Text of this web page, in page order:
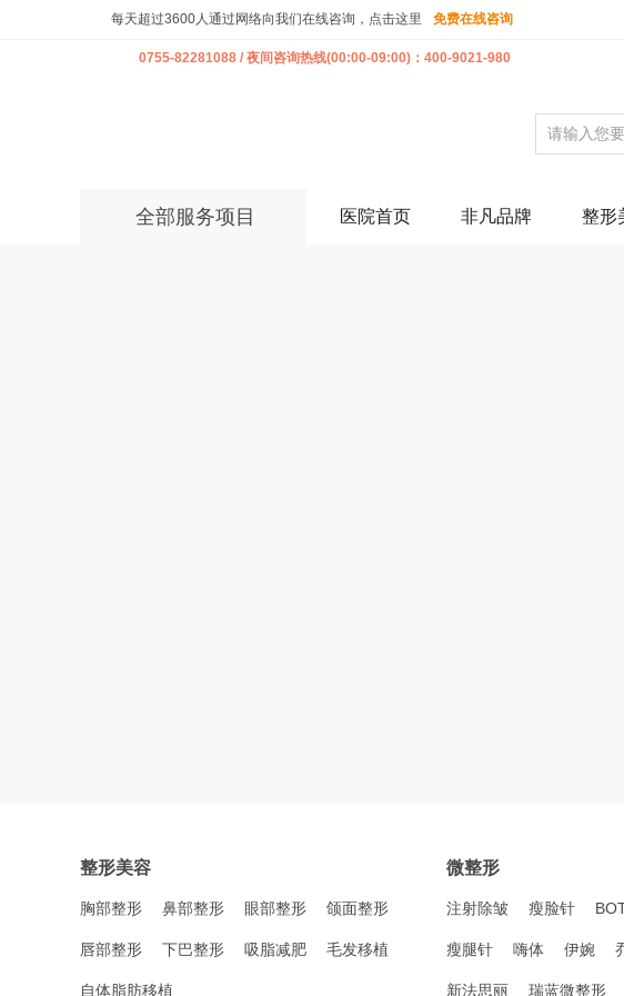
每天超过3600人通过网络向我们在线咨询，点击这里 免费在线咨询
0755-82281088 / 夜间咨询热线(00:00-09:00)：400-9021-980
全部服务项目 医院首页 非凡品牌 整形
整形美容
胸部整形 鼻部整形 眼部整形 颌面整形
唇部整形 下巴整形 吸脂减肥 毛发移植
自体脂肪移植
微整形
注射除皱 瘦脸针
瘦腿针 嗨体 伊婉
新法思丽 瑞蓝微整形